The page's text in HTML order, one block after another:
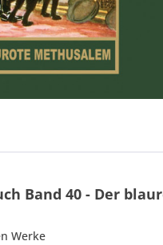
Band 40 - Der
Werke